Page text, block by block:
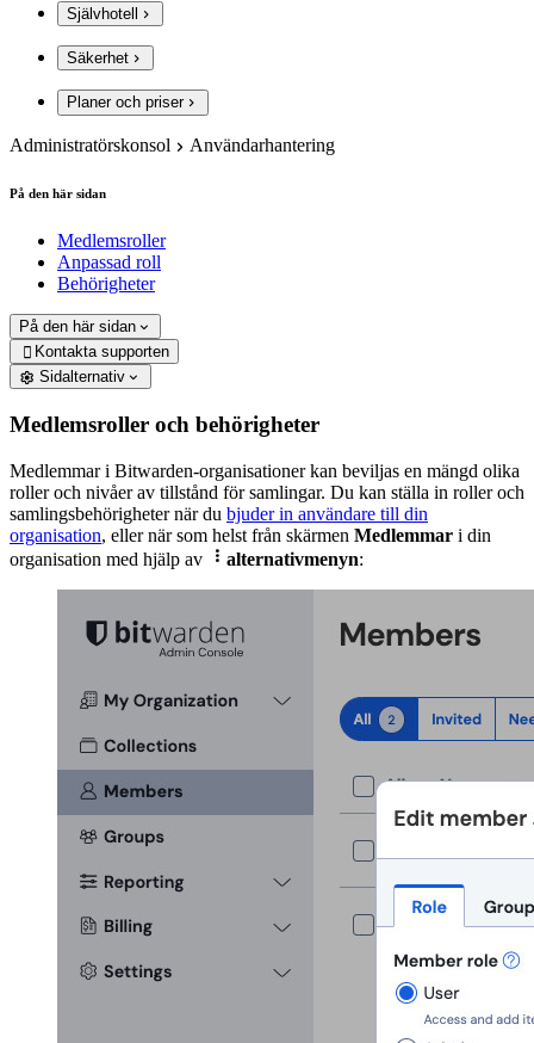
Självhotell
Säkerhet
Planer och priser
Administratörskonsol Användarhantering
På den här sidan
Medlemsroller
Anpassad roll
Behörigheter
På den här sidan
 Kontakta supporten
Sidalternativ
Medlemsroller och behörigheter
Medlemmar i Bitwarden-organisationer kan beviljas en mängd olika
roller och nivåer av tillstånd för samlingar. Du kan ställa in roller och
samlingsbehörigheter när du bjuder in användare till din
organisation, eller när som helst från skärmen Medlemmar i din
organisation med hjälp av
 alternativmenyn: